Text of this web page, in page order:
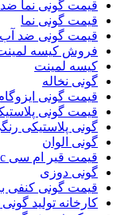
قیمت گونی نما
قیمت گونی نما
قیمت گونی ضد آب
فروش کیسه
کیسه لمینت
گونی نخاله
قیمت گونی
قیمت گونی
گونی پلاستیکی
گونی الوان
قیمت قیر ام سی mc
گونی دوزی
قیمت گونی کنفی
کارخانه تولید